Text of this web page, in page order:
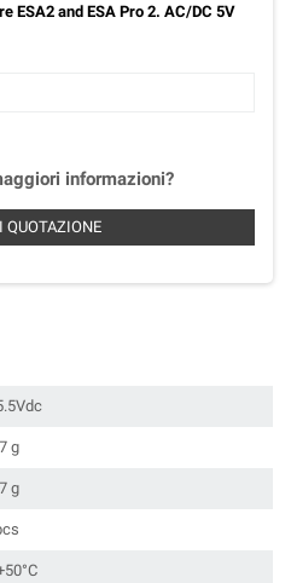
ESA2 and ESA Pro 2. AC/DC 5V
informazioni?
QUOTAZIONE
g
g